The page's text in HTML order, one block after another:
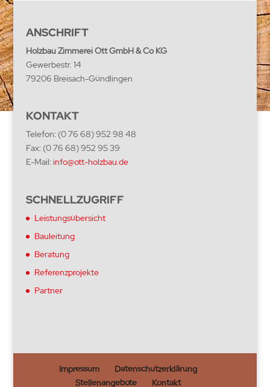
ANSCHRIFT
Holzbau Zimmerei Ott GmbH & Co KG
Gewerbestr. 14
79206 Breisach-Gündlingen
KONTAKT
Telefon: (0 76 68) 952 98 48
Fax: (0 76 68) 952 95 39
E-Mail: info@ott-holzbau.de
SCHNELLZUGRIFF
Leistungsübersicht
Bauleitung
Beratung
Referenzprojekte
Partner
Impressum
Datenschutzerklärung
Stellenangebote
Kontakt